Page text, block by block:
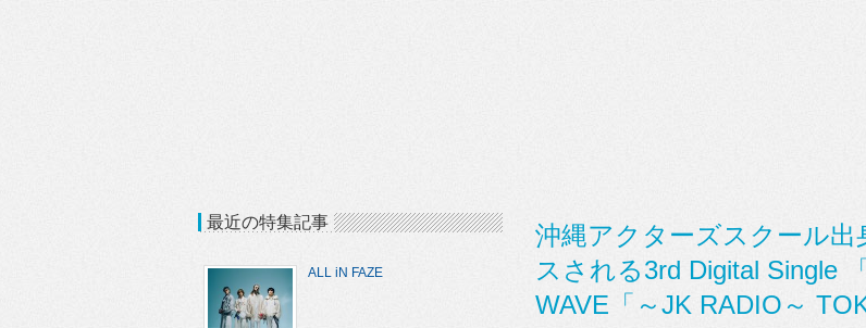
沖縄アクターズスクール出
スされる3rd Digital Single
WAVE「～JK RADIO～
最近の特集記事
ALL iN FAZE